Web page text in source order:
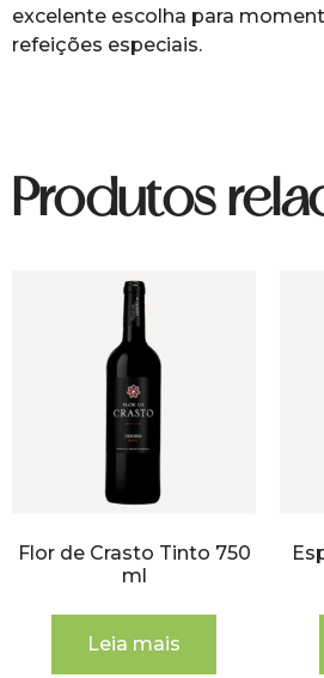
excelente escolha para
refeições especiais.
Produtos
Flor de Crasto Tinto 750
ml
Leia mais